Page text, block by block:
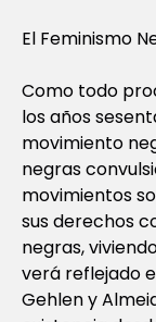
El Feminismo
Como todo
los años
movimiento
negras
movimientos
sus derechos
negras,
verá reflejado
Gehlen y